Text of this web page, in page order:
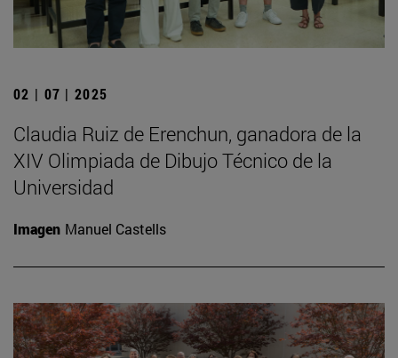
02 | 07 | 2025
Claudia Ruiz de Erenchun, ganadora de la
XIV Olimpiada de Dibujo Técnico de la
Universidad
Imagen Manuel Castells